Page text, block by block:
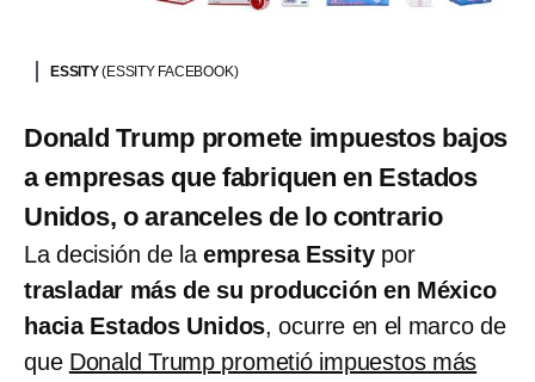
ESSITY(ESSITY FACEBOOK)
Donald Trump promete impuestos bajos
a empresas que fabriquen en Estados
Unidos, o aranceles de lo contrario
La decisión de la empresa Essity por
trasladar más de su producción en México
hacia Estados Unidos, ocurre en el marco de
que Donald Trump prometió impuestos más